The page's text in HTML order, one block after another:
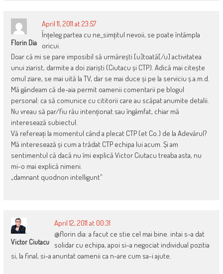
Florin Dia
April 11, 2011 at 23:57
Înțeleg partea cu ne_simțitul nevoii, se poate întâmpla
oricui.
Doar că mi se pare imposibil să urmărești [u]toată[/u] activitatea
unui ziarist, darmite a doi ziariști (Ciutacu și CTP). Adică mai citește
omul ziare, se mai uită la TV, dar se mai duce și pe la serviciu ș.a.m.d.
Mă gândeam că de-aia permit oamenii comentarii pe blogul
personal: ca să comunice cu cititorii care au scăpat anumite detalii.
Nu vreau să par/fiu rău intenționat sau îngâmfat, chiar mă
interesează subiectul.
Vă refereați la momentul când a plecat CTP (et Co.) de la Adevărul?
Mă interesează și cum a trădat CTP echipa lui acum. Și am
sentimentul că dacă nu îmi explică Victor Ciutacu treaba asta, nu
mi-o mai explică nimeni.
„damnant quodnon intelligunt”
Victor Ciutacu
April 12, 2011 at 00:31
@florin dia: a facut ce stie cel mai bine. intai s-a dat
solidar cu echipa, apoi si-a negociat individual pozitia
si, la final, si-a anuntat oamenii ca n-are cum sa-i ajute.